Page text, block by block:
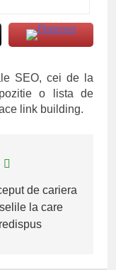
SEO, cei de la
o lista de
link building.
de cariera
la care